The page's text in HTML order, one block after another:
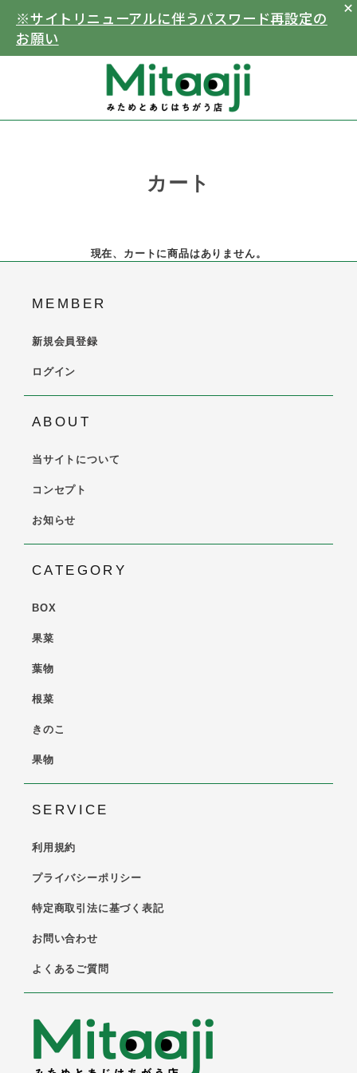
※サイトリニューアルに伴うパスワード再設定の
お願い
カート
現在、カートに商品はありません。
MEMBER
新規会員登録
ログイン
ABOUT
当サイトについて
コンセプト
お知らせ
CATEGORY
BOX
果菜
葉物
根菜
きのこ
果物
SERVICE
利用規約
プライバシーポリシー
特定商取引法に基づく表記
お問い合わせ
よくあるご質問